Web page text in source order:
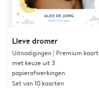
Lieve dromer
Uitnodigingen | Premium kaart
met keuze uit 3
papierafwerkingen
Set van 10 kaarten